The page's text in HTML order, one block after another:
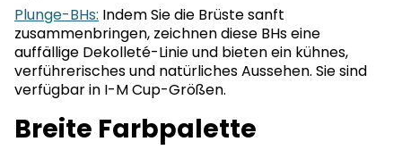
Plunge-BHs: Indem Sie die Brüste sanft
zusammenbringen, zeichnen diese BHs eine
auffällige Dekolleté-Linie und bieten ein kühnes,
verführerisches und natürliches Aussehen. Sie sind
verfügbar in I-M Cup-Größen.
Breite Farbpalette